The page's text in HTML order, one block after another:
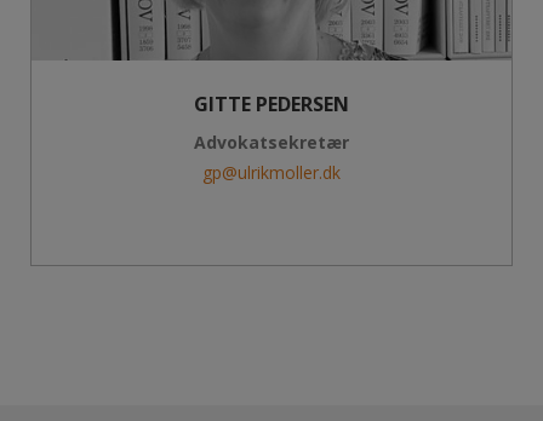
GITTE PEDERSEN
Advokatsekretær
gp@ulrikmoller.dk